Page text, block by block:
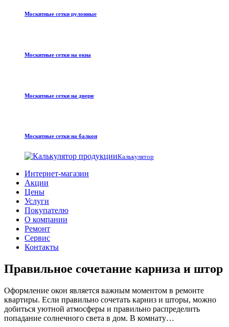
Москитные сетки рулонные
Москитные сетки на окна
Москитные сетки на двери
Москитные сетки на балкон
Калькулятор
Интернет-магазин
Акции
Цены
Услуги
Покупателю
О компании
Ремонт
Сервис
Контакты
Правильное сочетание карниза и штор
Оформление окон является важным моментом в ремонте
квартиры. Если правильно сочетать карниз и шторы, можно
добиться уютной атмосферы и правильно распределить
попадание солнечного света в дом. В комнату…